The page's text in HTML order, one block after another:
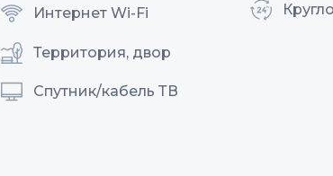
Интернет Wi-Fi
Территория, двор
Спутник/кабель ТВ